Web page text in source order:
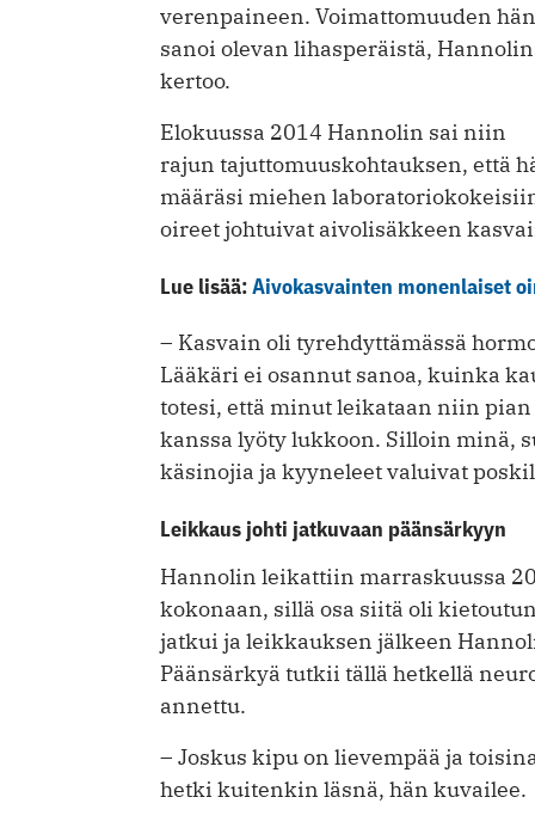
verenpaineen. Voimattomuuden hän
sanoi olevan lihasperäistä, Hannolin
kertoo.
Elokuussa 2014 Hannolin sai niin
rajun tajuttomuuskohtauksen, että
määräsi miehen
oireet johtuivat aivolisäkkeen
Lue lisää:Aivokasvainten monenlaiset
– Kasvain oli tyrehdyttämässä
Lääkäri ei osannut sanoa, kuinka
totesi, että minut leikataan niin
kanssa lyöty lukkoon. Silloin minä,
käsinojia ja kyyneleet valuivat
Leikkaus johti jatkuvaan päänsärkyyn
Hannolin leikattiin marraskuussa
kokonaan, sillä osa siitä oli
jatkui ja leikkauksen jälkeen
Päänsärkyä tutkii tällä hetkellä
annettu.
– Joskus kipu on lievempää ja
hetki kuitenkin läsnä, hän kuvailee.